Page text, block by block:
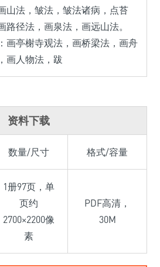
山法，皱法，皱法诸病，点苔
路径法，画泉法，画远山法。
画亭榭寺观法，画桥梁法，画舟
画人物法，跋
资料下载
数量/尺寸 格式/容量
1册97页，单
页约
2700×2200像
素
PDF高清，
30M